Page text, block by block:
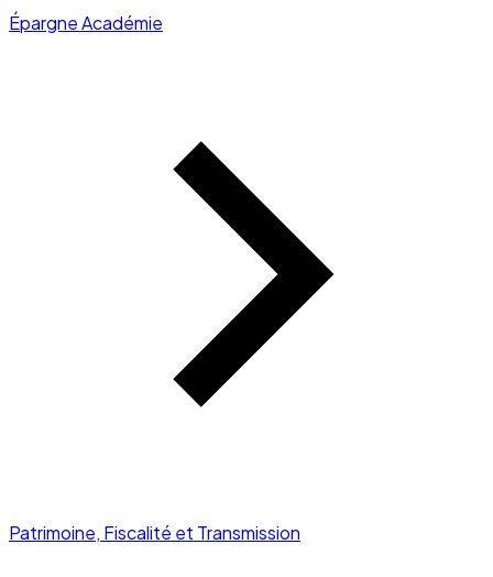
Épargne Académie
Patrimoine, Fiscalité et Transmission